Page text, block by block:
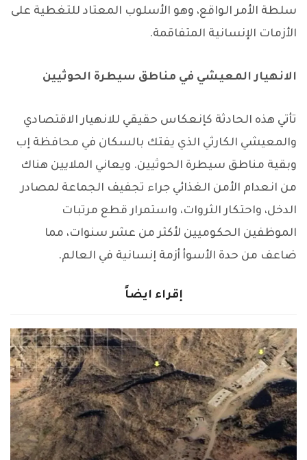
سلطة الأمر الواقع، وهو الأسلوب المعتاد للتغطية على
الأزمات الإنسانية المتفاقمة.
الانهيار المعيشي في مناطق سيطرة الحوثيين
تأتي هذه الحادثة كإنعكاس حقيقي للانهيار الاقتصادي
والمعيشي الكارثي الذي يفتك بالسكان في محافظة إب
وبقية مناطق سيطرة الحوثيين. ويعاني الملايين هناك
من انعدام الأمن الغذائي جراء تجفيف الجماعة لمصادر
الدخل، واحتكار الثروات، واستمرار قطع مرتبات
الموظفين الحكوميين لأكثر من عشر سنوات، مما
ضاعف من حدة الأسوأ أزمة إنسانية في العالم.
إقراء ايضاً